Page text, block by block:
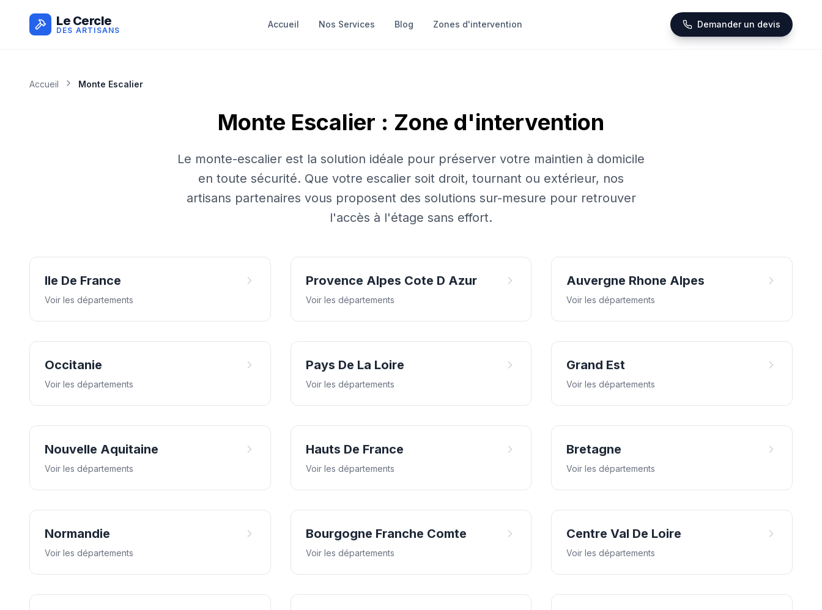
Le Cercle
DES ARTISANS
Accueil Nos Services Blog Zones d'intervention Demander un devis
Accueil Monte Escalier
Monte Escalier : Zone d'intervention
Le monte-escalier est la solution idéale pour préserver votre maintien à domicile
en toute sécurité. Que votre escalier soit droit, tournant ou extérieur, nos
artisans partenaires vous proposent des solutions sur-mesure pour retrouver
l'accès à l'étage sans effort.
Ile De France
Voir les départements
Provence Alpes Cote D Azur
Voir les départements
Auvergne Rhone Alpes
Voir les départements
Occitanie
Voir les départements
Pays De La Loire
Voir les départements
Grand Est
Voir les départements
Nouvelle Aquitaine
Voir les départements
Hauts De France
Voir les départements
Bretagne
Voir les départements
Normandie
Voir les départements
Bourgogne Franche Comte
Voir les départements
Centre Val De Loire
Voir les départements